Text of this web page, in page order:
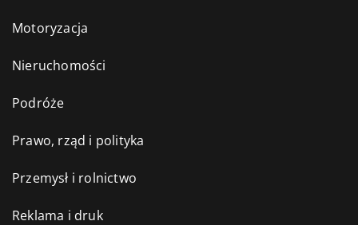
Motoryzacja
Nieruchomości
Podróże
Prawo, rząd i polityka
Przemysł i rolnictwo
Reklama i druk